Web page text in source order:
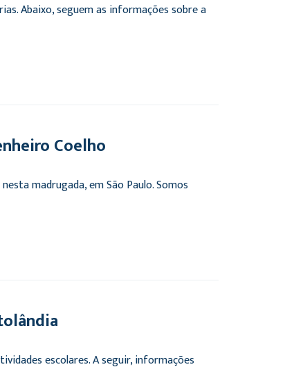
Abaixo, seguem as informações sobre a
Coelho
madrugada, em São Paulo. Somos
escolares. A seguir, informações